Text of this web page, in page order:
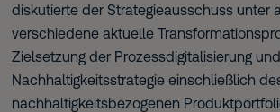
diskutierte der Strategieausschuss unter
verschiedene aktuelle
Zielsetzung der Prozessdigitalisierung
Nachhaltigkeitsstrategie einschließlich
nachhaltigkeitsbezogenen